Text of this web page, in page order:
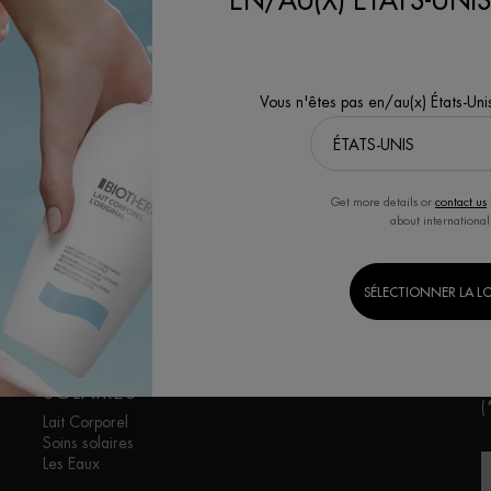
application.
ACHAT RAPIDE ACHAT RAPIDE
SOLAIRES
Lait Corporel
Soins solaires
Les Eaux
Vous n'êtes pas en/au(x) États-
Get more details or contact us
about international
SÉLECTIONNER LA